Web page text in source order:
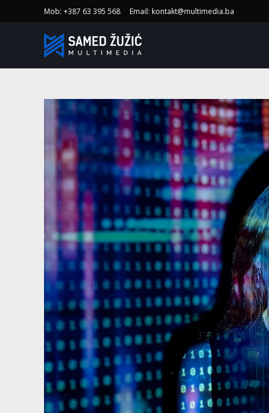
Mob: +387 63 395 568 Email: kontakt@multimedia.ba